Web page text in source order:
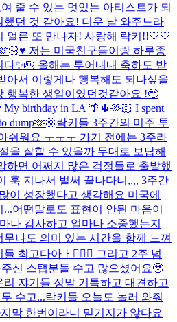
줄 수 있는 멋있는 아티스트가 되
던 것 같아요! 더운 날 와주느라
얼른 또 만나자! 사랑해 락키!!🤍🤍
저는 미국친구들이랑 하루종
✨🎂 올해는 투어내내 축하도 받
아서 이렇게나 행복해도 되나싶을
행복한 생일이였던것같아요 !🥹
birthday in LA 🌴🌵🫶🏻 I spent
dump🫶🏼락키들 3주간의 미주 투
쉬워요 ㅜㅜㅜ 가기 전에는 3주라
을 잘할 수 있을까 무대로 보답해
하면 어쩌지 많은 걱정들로 출발했
훅 지나서 벌써 끝나다니,,,, 3주간
이 성장했다고 생각해요 미국에
...어떤말로도 표현이 안된 마음이
나 감사하고 얼마나 소중했는지
나도 의미 있는 시간을 함께 느껴
최고다아ㅏ👍🏻✨ 그리고 2주 넘
신 스탭분들 수고 많으셨어요🥹
쟈기들 정말 기특하고 대견하고
수고...락키들 오늘도 놀러 와줘
막 한번이라니 믿기지가 않다요